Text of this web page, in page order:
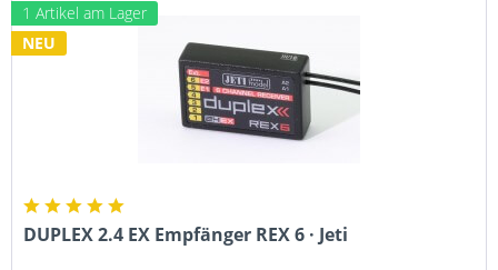
1 Artikel am Lager
NEU
DUPLEX 2.4 EX Empfänger REX 6 · Jeti